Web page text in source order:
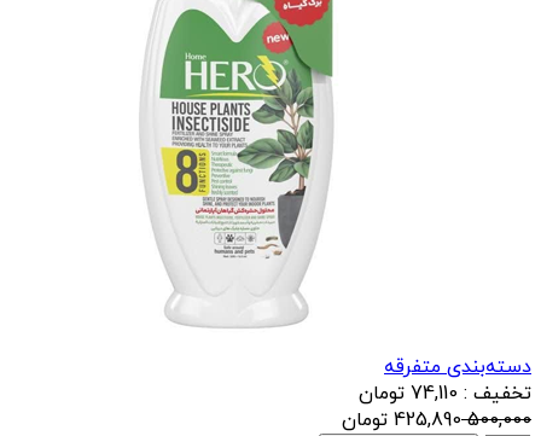
دسته‌بندی متفرقه
تخفیف : 74,110 تومان
500,000
425,890 تومان